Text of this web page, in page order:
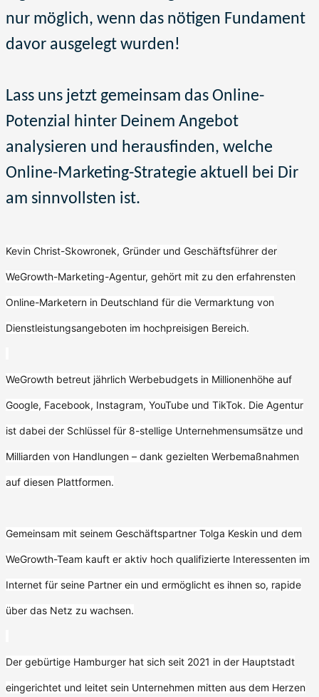
nur möglich, wenn das nötigen Fundament
davor ausgelegt wurden!
Lass uns jetzt gemeinsam das Online-
Potenzial hinter Deinem Angebot
analysieren und herausfinden, welche
Online-Marketing-Strategie aktuell bei Dir
am sinnvollsten ist.
Kevin Christ-Skowronek, Gründer und Geschäftsführer der
WeGrowth-Marketing-Agentur, gehört mit zu den erfahrensten
Online-Marketern in Deutschland für die Vermarktung von
Dienstleistungsangeboten im hochpreisigen Bereich.
WeGrowth betreut jährlich Werbebudgets in Millionenhöhe auf
Google, Facebook, Instagram, YouTube und TikTok. Die Agentur
ist dabei der Schlüssel für 8-stellige Unternehmensumsätze und
Milliarden von Handlungen – dank gezielten Werbemaßnahmen
auf diesen Plattformen.
Gemeinsam mit seinem Geschäftspartner Tolga Keskin und dem
WeGrowth-Team kauft er aktiv hoch qualifizierte Interessenten im
Internet für seine Partner ein und ermöglicht es ihnen so, rapide
über das Netz zu wachsen.
Der gebürtige Hamburger hat sich seit 2021 in der Hauptstadt
eingerichtet und leitet sein Unternehmen mitten aus dem Herzen